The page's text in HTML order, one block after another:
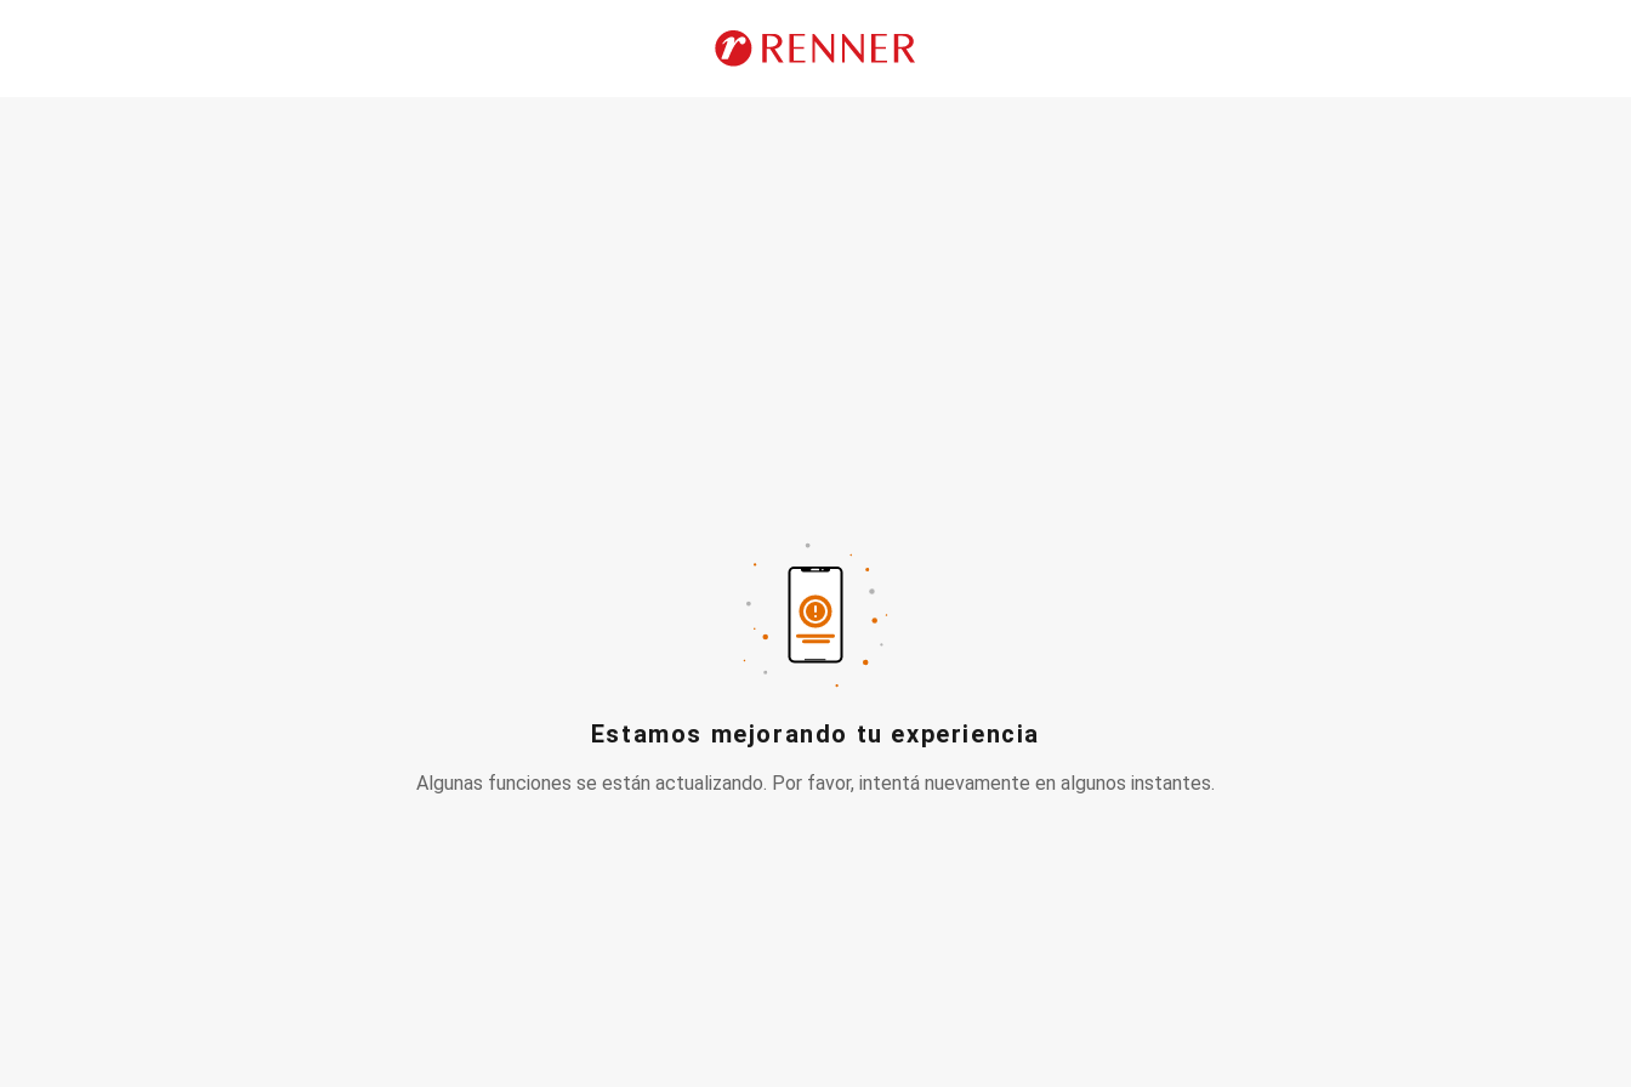
Estamos mejorando tu experiencia
Algunas funciones se están actualizando. Por favor, intentá nuevamente en algunos instantes.